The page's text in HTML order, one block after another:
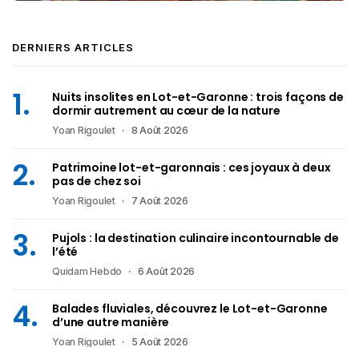
DERNIERS ARTICLES
Nuits insolites en Lot-et-Garonne : trois façons de
dormir autrement au cœur de la nature
Yoan Rigoulet 8 Août 2026
Patrimoine lot-et-garonnais : ces joyaux à deux
pas de chez soi
Yoan Rigoulet 7 Août 2026
Pujols : la destination culinaire incontournable de
l’été
Quidam Hebdo 6 Août 2026
Balades fluviales, découvrez le Lot-et-Garonne
d’une autre manière
Yoan Rigoulet 5 Août 2026